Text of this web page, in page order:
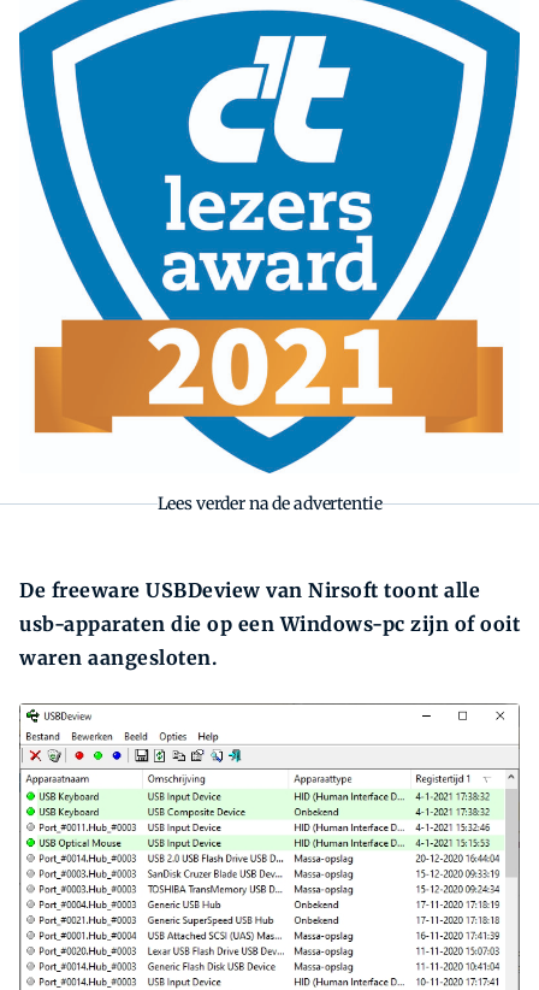
Lees verder na de advertentie
De freeware USBDeview van Nirsoft toont alle
usb-apparaten die op een Windows-pc zijn of ooit
waren aangesloten.